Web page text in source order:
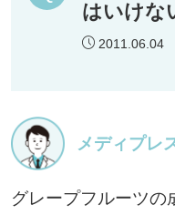
はいけな
2011.06.04
メディプレ
グレープフルーツの